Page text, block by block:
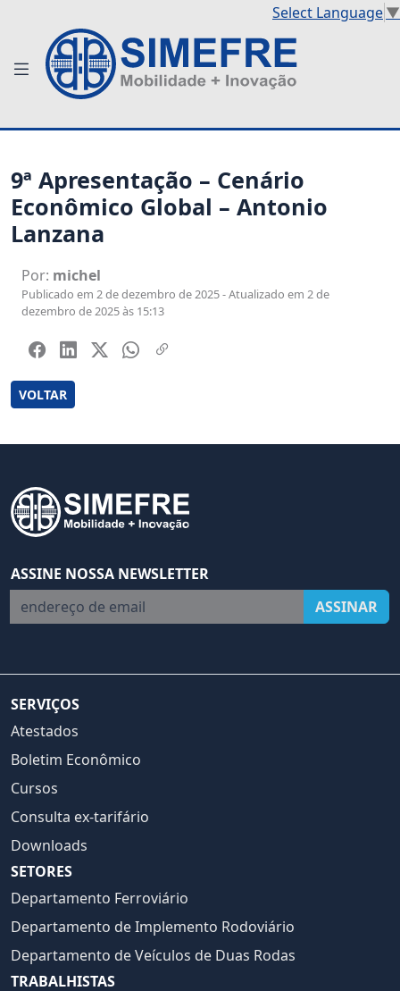
Select Language▼
9ª Apresentação – Cenário
Econômico Global – Antonio
Lanzana
Por: michel
Publicado em 2 de dezembro de 2025 - Atualizado em 2 de
dezembro de 2025 às 15:13
VOLTAR
ASSINE NOSSA NEWSLETTER
endereço de email
ASSINAR
SERVIÇOS
Atestados
Boletim Econômico
Cursos
Consulta ex-tarifário
Downloads
SETORES
Departamento Ferroviário
Departamento de Implemento Rodoviário
Departamento de Veículos de Duas Rodas
TRABALHISTAS